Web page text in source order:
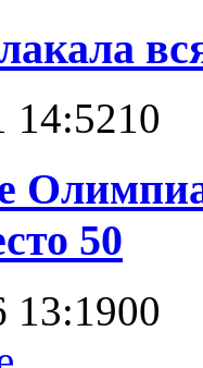
14:5210
50
13:1900